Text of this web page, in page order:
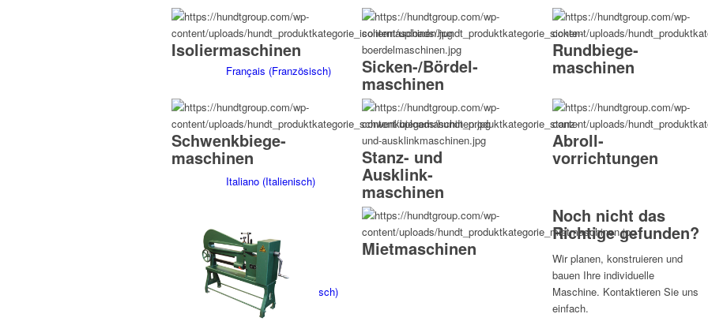
Français (Französisch)
Italiano (Italienisch)
Slovenčina Slowakisch)
Isolier­maschinen
Sicken-/Bördel­
maschinen
Rundbiege­
maschinen
Schwenk­biege­
maschinen Stanz- und
Ausklink­
maschinen
Abroll­
vorrichtungen
Mietmaschinen
Noch nicht das
Richtige gefunden?
Wir planen, konstruieren und
bauen Ihre individuelle
Maschine. Kontaktieren Sie uns
einfach.